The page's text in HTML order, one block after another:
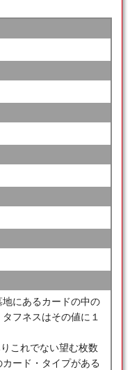
にあるカードの中の
フネスはその値に１
これでない望む枚数
ード・タイプがある